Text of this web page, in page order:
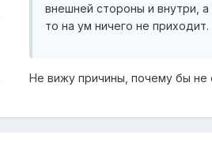
внешней стороны и внутри,
то на ум ничего не приходит.
Не вижу причины, почему бы не